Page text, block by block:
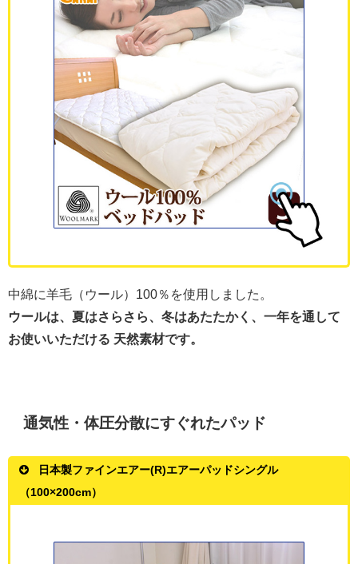
中綿に羊毛（ウール）100％を使用しました。
ウールは、夏はさらさら、冬はあたたかく、一年を通して
お使いいただける 天然素材です。
通気性・体圧分散にすぐれたパッド
日本製ファインエアー(R)エアーパッドシングル
（100×200cm）